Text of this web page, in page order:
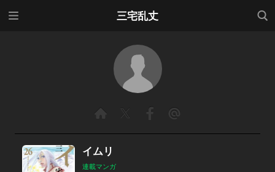
三宅乱丈
検索
イムリ
連載マンガ